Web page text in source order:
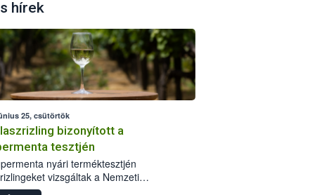
hírek
25, csütörtök
bizonyított a
tesztjén
nyári terméktesztjén
vizsgáltak a Nemzeti
biztonsági Hivatal (Nébih)